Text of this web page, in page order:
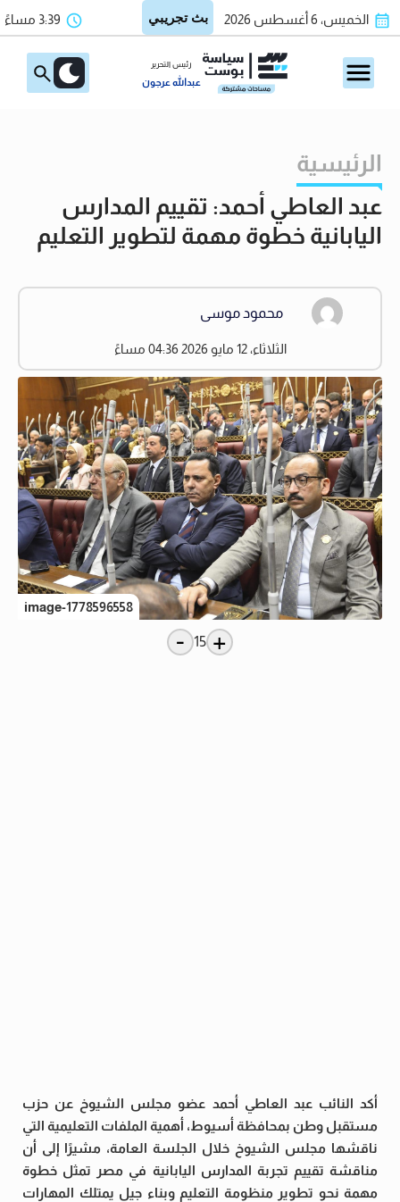
الخميس، 6 أغسطس 2026 3:39 مساءً
رئيس التحرير
عبدالله عرجون
الرئيسية
عبد العاطي أحمد: تقييم المدارس
اليابانية خطوة مهمة لتطوير التعليم
محمود موسى
الثلاثاء، 12 مايو 2026 04:36 مساءً
image-1778596558
+
15
-
أكد النائب عبد العاطي أحمد عضو مجلس الشيوخ عن حزب
مستقبل وطن بمحافظة أسيوط، أهمية الملفات التعليمية التي
ناقشها مجلس الشيوخ خلال الجلسة العامة، مشيرًا إلى أن
مناقشة تقييم تجربة المدارس اليابانية في مصر تمثل خطوة
مهمة نحو تطوير منظومة التعليم وبناء جيل يمتلك المهارات